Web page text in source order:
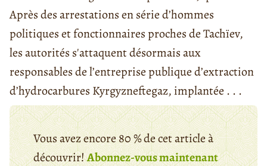
Après des arrestations en série d’hommes
politiques et fonctionnaires proches de Tachïev,
les autorités s'attaquent désormais aux
responsables de l’entreprise publique d’extraction
d’hydrocarbures Kyrgyzneftegaz, implantée . . .
Vous avez encore 80 % de cet article à
découvrir!Abonnez-vous maintenant